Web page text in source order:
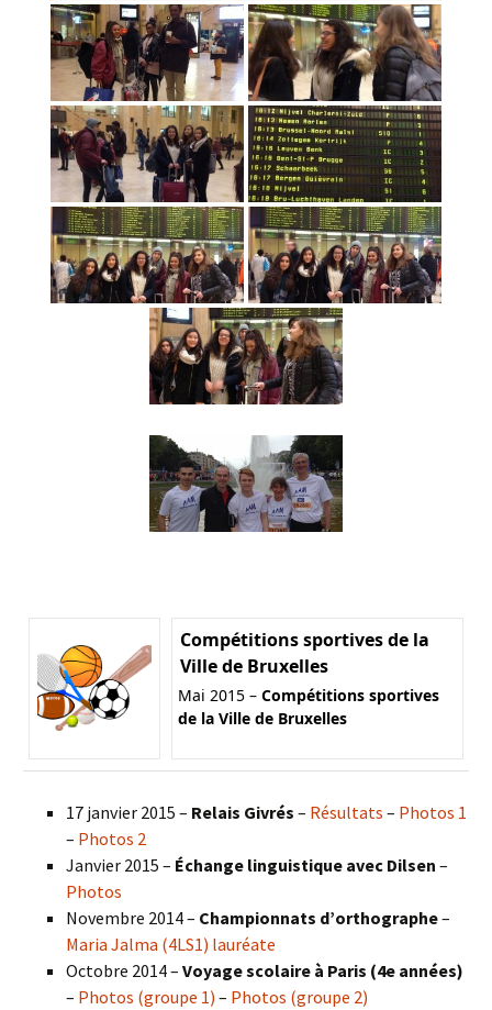
Compétitions sportives de la
Ville de Bruxelles
Mai 2015 – Compétitions sportives
de la Ville de Bruxelles
17 janvier 2015 – Relais Givrés – Résultats – Photos 1
– Photos 2
Janvier 2015 – Échange linguistique avec Dilsen –
Photos
Novembre 2014 – Championnats d’orthographe–
Maria Jalma (4LS1) lauréate
Octobre 2014 – Voyage scolaire à Paris (4e années)
– Photos (groupe 1) – Photos (groupe 2)